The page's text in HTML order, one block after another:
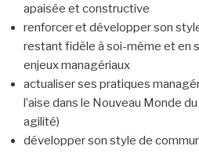
apaisée et constructive
renforcer et développer son
restant fidèle à soi-même et en
enjeux managériaux
actualiser ses pratiques
l’aise dans le Nouveau Monde
agilité)
développer son style de